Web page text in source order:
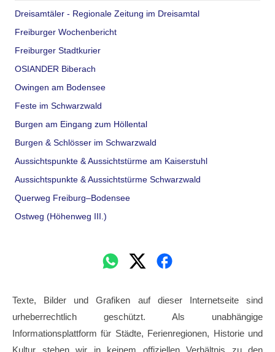
Dreisamtäler - Regionale Zeitung im Dreisamtal
Freiburger Wochenbericht
Freiburger Stadtkurier
OSIANDER Biberach
Owingen am Bodensee
Feste im Schwarzwald
Burgen am Eingang zum Höllental
Burgen & Schlösser im Schwarzwald
Aussichtspunkte & Aussichtstürme am Kaiserstuhl
Aussichtspunkte & Aussichtstürme Schwarzwald
Querweg Freiburg–Bodensee
Ostweg (Höhenweg III.)
Texte, Bilder und Grafiken auf dieser Internetseite sind
urheberrechtlich geschützt. Als unabhängige
Informationsplattform für Städte, Ferienregionen, Historie und
Kultur stehen wir in keinem offiziellen Verhältnis zu den